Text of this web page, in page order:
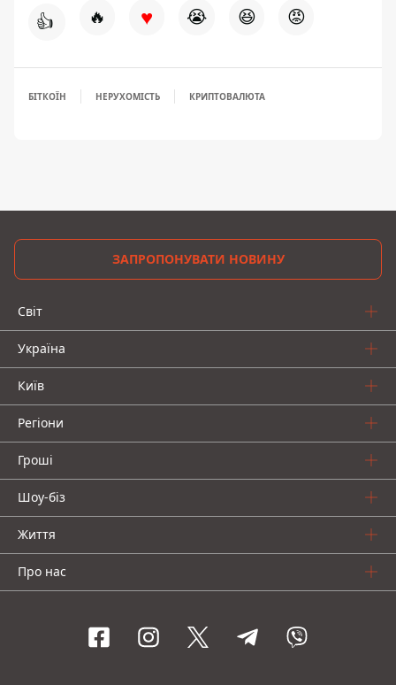
👍 🔥 ♥ 😭 😆 😡
БІТКОЇН НЕРУХОМІСТЬ КРИПТОВАЛЮТА
ЗАПРОПОНУВАТИ НОВИНУ
Світ
Україна
Київ
Регіони
Гроші
Шоу-біз
Життя
Про нас